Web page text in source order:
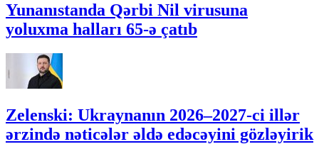
Yunanıstanda Qərbi Nil virusuna
yoluxma halları 65-ə çatıb
Zelenski: Ukraynanın 2026–2027-ci illər
ərzində nəticələr əldə edəcəyini gözləyirik